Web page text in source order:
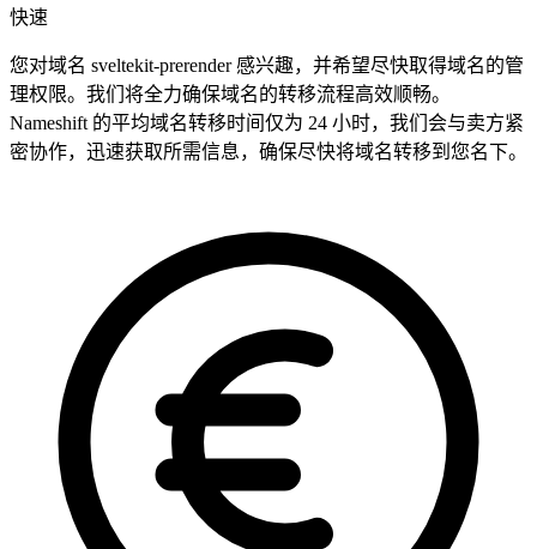
快速
您对域名 sveltekit-prerender 感兴趣，并希望尽快取得域名的管
理权限。我们将全力确保域名的转移流程高效顺畅。
Nameshift 的平均域名转移时间仅为 24 小时，我们会与卖方紧
密协作，迅速获取所需信息，确保尽快将域名转移到您名下。